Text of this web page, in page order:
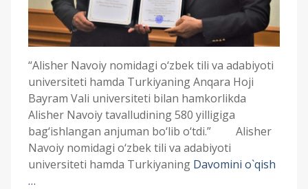
“Alisher Navoiy nomidagi o‘zbek tili va adabiyoti
universiteti hamda Turkiyaning Anqara Hoji
Bayram Vali universiteti bilan hamkorlikda
Alisher Navoiy tavalludining 580 yilligiga
bag‘ishlangan anjuman bo‘lib o‘tdi.” Alisher
Navoiy nomidagi o‘zbek tili va adabiyoti
universiteti hamda Turkiyaning Davomini o`qish
…